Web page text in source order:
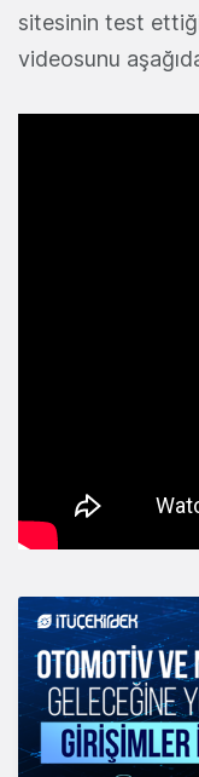
sitesinin test
videosunu